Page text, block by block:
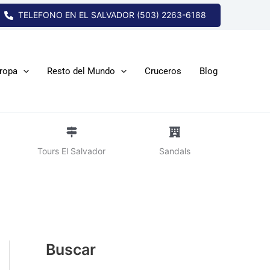
TELEFONO EN EL SALVADOR (503) 2263-6188
Resto del Mundo Cruceros Blog
Tours El Salvador Sandals
Buscar